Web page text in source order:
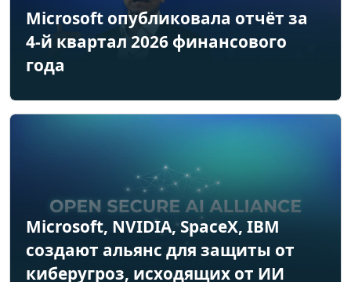
Microsoft опубликовала отчёт за
4-й квартал 2026 финансового
года
Microsoft, NVIDIA, SpaceX, IBM
создают альянс для защиты от
киберугроз, исходящих от ИИ